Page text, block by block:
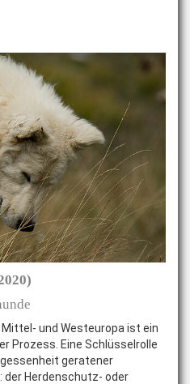
Mittel- und Westeuropa ist ein
Prozess. Eine Schlüsselrolle
geratener
der Herdenschutz- oder